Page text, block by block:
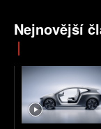
Nejnovější